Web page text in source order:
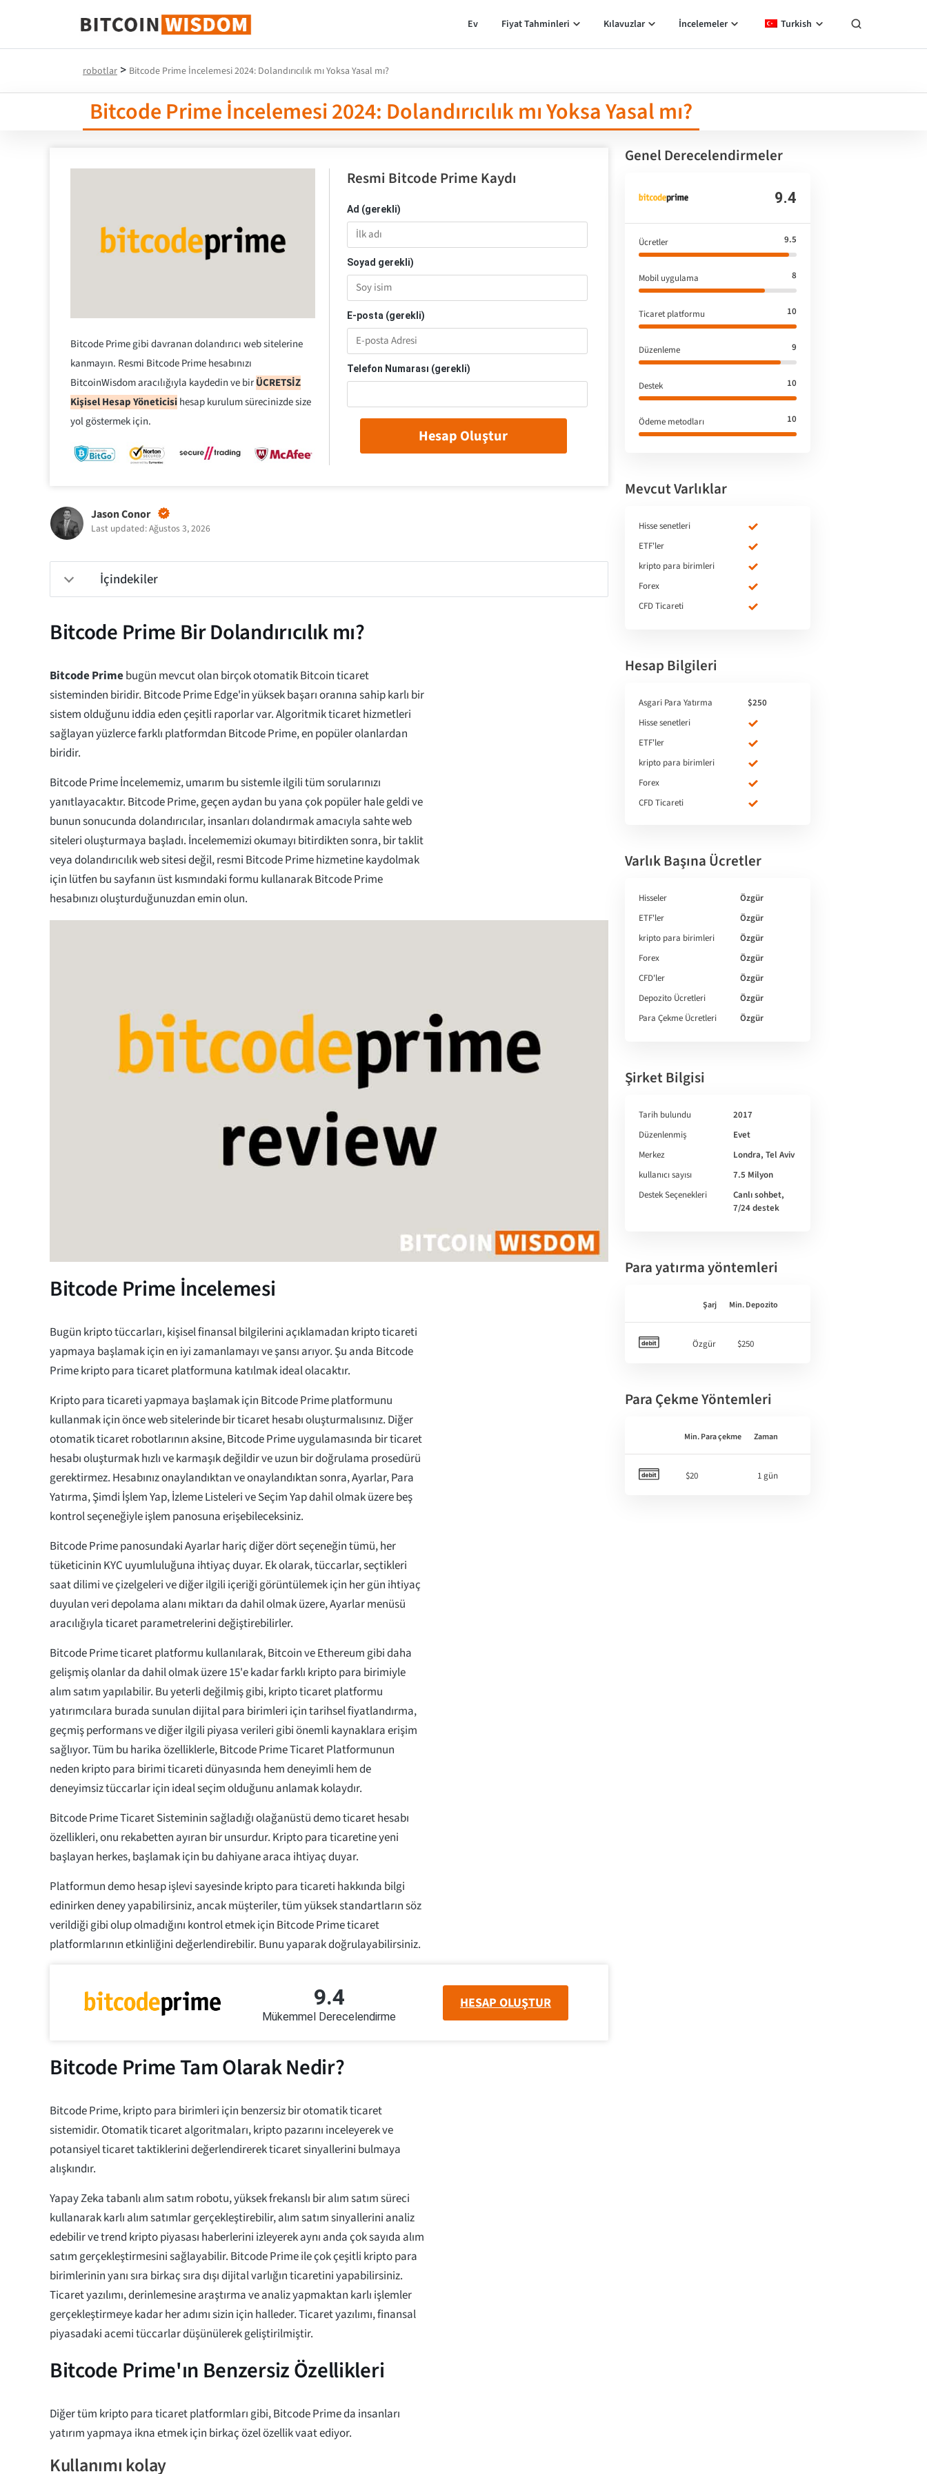
Bitcoin Bilgeliği
Ev Fiyat Tahminleri Kılavuzlar İncelemeler Turkish
robotlar > Bitcode Prime İncelemesi 2024: Dolandırıcılık mı Yoksa Yasal mı?
Bitcode Prime İncelemesi 2024: Dolandırıcılık mı Yoksa Yasal mı?
Bitcode Prime gibi davranan dolandırıcı web sitelerine
kanmayın. Resmi Bitcode Prime hesabınızı
BitcoinWisdom aracılığıyla kaydedin ve birÜCRETSİZ
Kişisel Hesap Yöneticisihesap kurulum sürecinizde size
yol göstermek için.
Resmi Bitcode Prime Kaydı
Ad (gerekli)
Soyad gerekli)
E-posta (gerekli)
Telefon Numarası (gerekli)
Hesap Oluştur
Jason Conor
Last updated: Ağustos 3, 2026
İçindekiler
Bitcode Prime Bir Dolandırıcılık mı?
Bitcode Primebugün mevcut olan birçok otomatik Bitcoin ticaret
sisteminden biridir. Bitcode Prime Edge'in yüksek başarı oranına sahip karlı bir
sistem olduğunu iddia eden çeşitli raporlar var. Algoritmik ticaret hizmetleri
sağlayan yüzlerce farklı platformdan Bitcode Prime, en popüler olanlardan
biridir.
Bitcode Prime İncelememiz, umarım bu sistemle ilgili tüm sorularınızı
yanıtlayacaktır. Bitcode Prime, geçen aydan bu yana çok popüler hale geldi ve
bunun sonucunda dolandırıcılar, insanları dolandırmak amacıyla sahte web
siteleri oluşturmaya başladı. İncelememizi okumayı bitirdikten sonra, bir taklit
veya dolandırıcılık web sitesi değil, resmi Bitcode Prime hizmetine kaydolmak
için lütfen bu sayfanın üst kısmındaki formu kullanarak Bitcode Prime
hesabınızı oluşturduğunuzdan emin olun.
Bitcode Prime İncelemesi
Bugün kripto tüccarları, kişisel finansal bilgilerini açıklamadan kripto ticareti
yapmaya başlamak için en iyi zamanlamayı ve şansı arıyor. Şu anda Bitcode
Prime kripto para ticaret platformuna katılmak ideal olacaktır.
Kripto para ticareti yapmaya başlamak için Bitcode Prime platformunu
kullanmak için önce web sitelerinde bir ticaret hesabı oluşturmalısınız. Diğer
otomatik ticaret robotlarının aksine, Bitcode Prime uygulamasında bir ticaret
hesabı oluşturmak hızlı ve karmaşık değildir ve uzun bir doğrulama prosedürü
gerektirmez. Hesabınız onaylandıktan ve onaylandıktan sonra, Ayarlar, Para
Yatırma, Şimdi İşlem Yap, İzleme Listeleri ve Seçim Yap dahil olmak üzere beş
kontrol seçeneğiyle işlem panosuna erişebileceksiniz.
Bitcode Prime panosundaki Ayarlar hariç diğer dört seçeneğin tümü, her
tüketicinin KYC uyumluluğuna ihtiyaç duyar. Ek olarak, tüccarlar, seçtikleri
saat dilimi ve çizelgeleri ve diğer ilgili içeriği görüntülemek için her gün ihtiyaç
duyulan veri depolama alanı miktarı da dahil olmak üzere, Ayarlar menüsü
aracılığıyla ticaret parametrelerini değiştirebilirler.
Bitcode Prime ticaret platformu kullanılarak, Bitcoin ve Ethereum gibi daha
gelişmiş olanlar da dahil olmak üzere 15'e kadar farklı kripto para birimiyle
alım satım yapılabilir. Bu yeterli değilmiş gibi, kripto ticaret platformu
yatırımcılara burada sunulan dijital para birimleri için tarihsel fiyatlandırma,
geçmiş performans ve diğer ilgili piyasa verileri gibi önemli kaynaklara erişim
sağlıyor. Tüm bu harika özelliklerle, Bitcode Prime Ticaret Platformunun
neden kripto para birimi ticareti dünyasında hem deneyimli hem de
deneyimsiz tüccarlar için ideal seçim olduğunu anlamak kolaydır.
Bitcode Prime Ticaret Sisteminin sağladığı olağanüstü demo ticaret hesabı
özellikleri, onu rekabetten ayıran bir unsurdur. Kripto para ticaretine yeni
başlayan herkes, başlamak için bu dahiyane araca ihtiyaç duyar.
Platformun demo hesap işlevi sayesinde kripto para ticareti hakkında bilgi
edinirken deney yapabilirsiniz, ancak müşteriler, tüm yüksek standartların söz
verildiği gibi olup olmadığını kontrol etmek için Bitcode Prime ticaret
platformlarının etkinliğini değerlendirebilir. Bunu yaparak doğrulayabilirsiniz.
9.4
Mükemmel Derecelendirme
HESAP OLUŞTUR
Bitcode Prime Tam Olarak Nedir?
Bitcode Prime, kripto para birimleri için benzersiz bir otomatik ticaret
sistemidir. Otomatik ticaret algoritmaları, kripto pazarını inceleyerek ve
potansiyel ticaret taktiklerini değerlendirerek ticaret sinyallerini bulmaya
alışkındır.
Yapay Zeka tabanlı alım satım robotu, yüksek frekanslı bir alım satım süreci
kullanarak karlı alım satımlar gerçekleştirebilir, alım satım sinyallerini analiz
edebilir ve trend kripto piyasası haberlerini izleyerek aynı anda çok sayıda alım
satım gerçekleştirmesini sağlayabilir. Bitcode Prime ile çok çeşitli kripto para
birimlerinin yanı sıra birkaç sıra dışı dijital varlığın ticaretini yapabilirsiniz.
Ticaret yazılımı, derinlemesine araştırma ve analiz yapmaktan karlı işlemler
gerçekleştirmeye kadar her adımı sizin için halleder. Ticaret yazılımı, finansal
piyasadaki acemi tüccarlar düşünülerek geliştirilmiştir.
Bitcode Prime'ın Benzersiz Özellikleri
Diğer tüm kripto para ticaret platformları gibi, Bitcode Prime da insanları
yatırım yapmaya ikna etmek için birkaç özel özellik vaat ediyor.
Kullanımı kolay
Genel Derecelendirmeler
9.4
Ücretler 9.5
Mobil uygulama 8
Ticaret platformu 10
Düzenleme 9
Destek 10
Ödeme metodları 10
Mevcut Varlıklar
Hisse senetleri
ETF'ler
kripto para birimleri
Forex
CFD Ticareti
Hesap Bilgileri
Asgari Para Yatırma
$250
Hisse senetleri
ETF'ler
kripto para birimleri
Forex
CFD Ticareti
Varlık Başına Ücretler
Hisseler
Özgür
ETF'ler
Özgür
kripto para birimleri
Özgür
Forex
Özgür
CFD'ler
Özgür
Depozito Ücretleri
Özgür
Para Çekme Ücretleri
Özgür
Şirket Bilgisi
Tarih bulundu
2017
Düzenlenmiş
Evet
Merkez
Londra, Tel Aviv
kullanıcı sayısı
7.5 Milyon
Destek Seçenekleri
Canlı sohbet,
7/24 destek
Para yatırma yöntemleri
Şarj Min. Depozito
Özgür $250
Para Çekme Yöntemleri
Min. Para çekme Zaman
$20 1 gün